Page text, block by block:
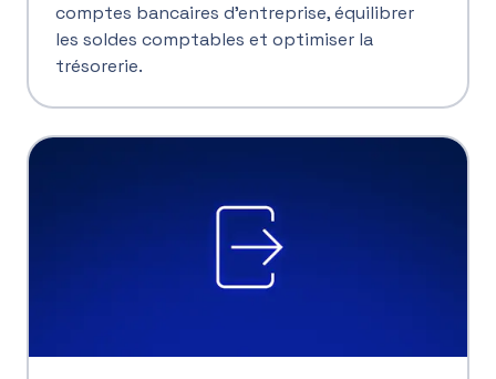
comptes bancaires d’entreprise, équilibrer
les soldes comptables et optimiser la
trésorerie.